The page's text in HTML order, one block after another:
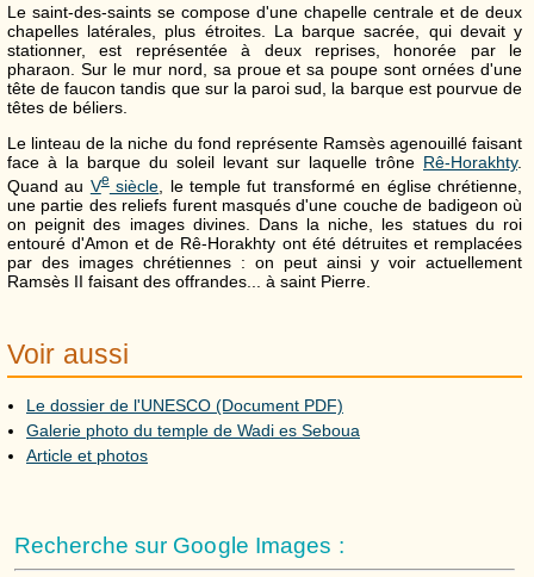
Le saint-des-saints se compose d'une chapelle centrale et de deux
chapelles latérales, plus étroites. La barque sacrée, qui devait y
stationner, est représentée à deux reprises, honorée par le
pharaon. Sur le mur nord, sa proue et sa poupe sont ornées d'une
tête de faucon tandis que sur la paroi sud, la barque est pourvue de
têtes de béliers.
Le linteau de la niche du fond représente Ramsès agenouillé faisant
face à la barque du soleil levant sur laquelle trône Rê-Horakhty.
Quand au Vesiècle , le temple fut transformé en église chrétienne,
une partie des reliefs furent masqués d'une couche de badigeon où
on peignit des images divines. Dans la niche, les statues du roi
entouré d'Amon et de Rê-Horakhty ont été détruites et remplacées
par des images chrétiennes : on peut ainsi y voir actuellement
Ramsès II faisant des offrandes... à saint Pierre.
Voir aussi
Le dossier de l'UNESCO (Document PDF)
Galerie photo du temple de Wadi es Seboua
Article et photos
Recherche sur Google Images :